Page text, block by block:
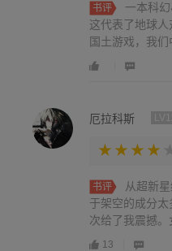
书评
一本科
这代表了地球
国土游戏，我
厄拉科斯
书评
从超新
于架空的成分
次给了我震撼
13